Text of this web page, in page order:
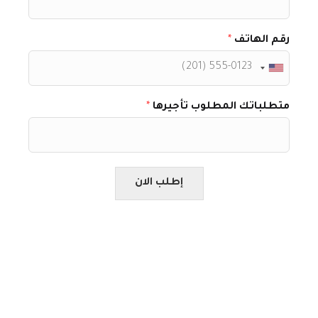
رقم الهاتف *
متطلباتك المطلوب تأجيرها *
إطلب الان